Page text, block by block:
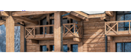
J'appelle